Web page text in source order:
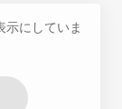
示にしていま